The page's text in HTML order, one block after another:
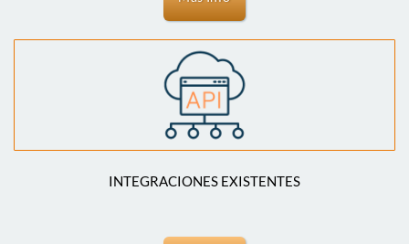
INTEGRACIONES EXISTENTES